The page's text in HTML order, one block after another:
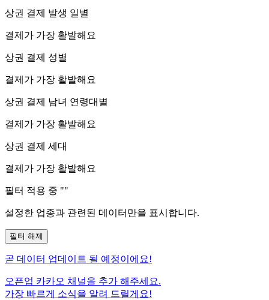
상권 결제 발생 일별
결제가 가장 활발해요
상권 결제 성별
결제가 가장 활발해요
상권 결제 남녀 연령대별
결제가 가장 활발해요
상권 결제 세대
결제가 가장 활발해요
필터 적용 중 ""
설정한 업종과 관련된 데이터만을 표시합니다.
필터 해제
곧 데이터 업데이트 될 예정이에요!
오픈업 카카오 채널을 추가 해주세요.
가장 빠르게 소식을 알려 드릴게요!